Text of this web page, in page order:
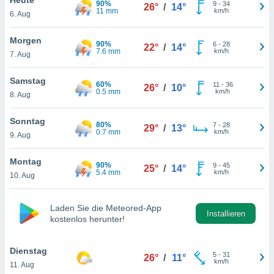
oder
Partner
es uns
das
der
Profil zu
Ihnen
finden
. Sie
jederzeit
Sie
6. Aug
90%
11 mm
26° / 14° 9- 34
km/h
Morgen
7. Aug
90%
7.6 mm
22° / 14° 6- 28
km/h
Samstag
8. Aug
60%
0.5 mm
26° / 10° 11 - 36
km/h
Sonntag
9. Aug
80%
0.7 mm
29° / 13° 7- 28
km/h
Montag
10. Aug
90%
5.4 mm
25° / 14° 9- 45
km/h
Laden Sie die Meteored-App
kostenlos herunter!
Installieren
Dienstag
11. Aug
26° / 11° 5- 31
km/h